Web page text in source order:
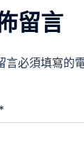
留言
言必須填寫的
*